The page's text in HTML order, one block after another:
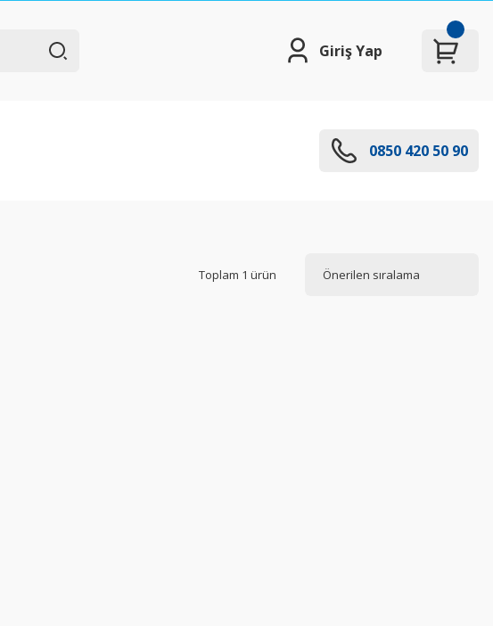
Giriş Yap
0850 420 50 90
Toplam 1 ürün